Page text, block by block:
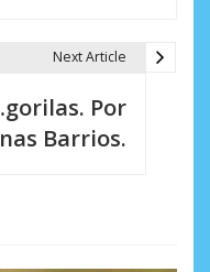
Next Article
Por
Barrios.